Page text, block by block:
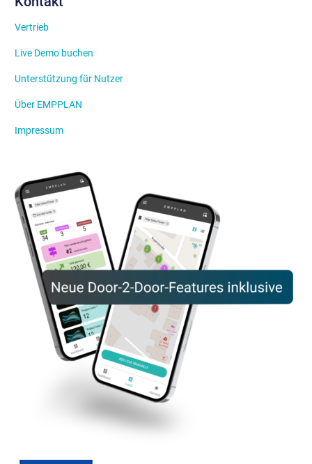
Vertrieb
Live Demo buchen
Unterstützung für Nutzer
Über EMPPLAN
Impressum